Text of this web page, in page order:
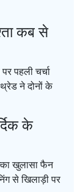
कब से
पहली चर्चा
ने दोनों के
के
खुलासा फैन
से खिलाड़ी पर